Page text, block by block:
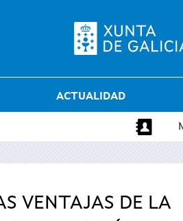
ACTUALIDAD
VENTAJAS DE LA